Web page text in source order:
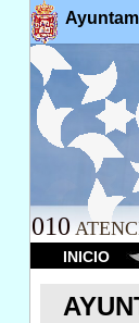
010
INICIO